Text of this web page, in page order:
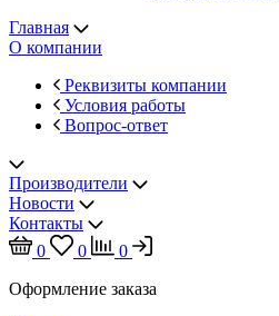
Главная
О компании
Реквизиты компании
Условия работы
Вопрос-ответ
Производители
Новости
Контакты
0
0
0
Оформление заказа